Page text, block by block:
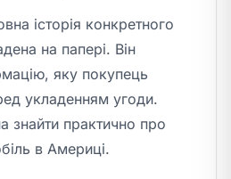
історія конкретного
на папері. Він
яку покупець
укладенням угоди.
знайти практично про
в Америці.